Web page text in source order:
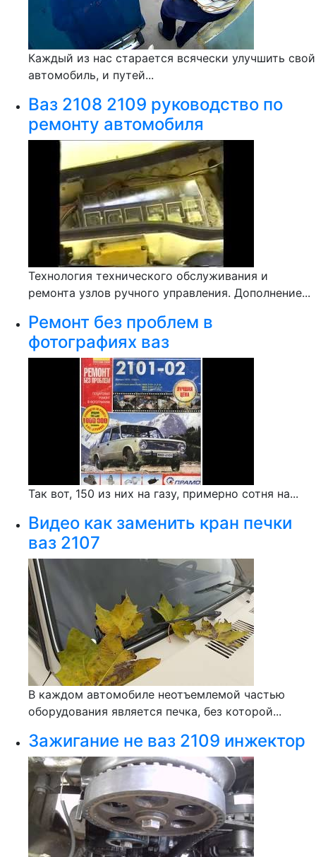
Каждый из нас старается всячески улучшить свой
автомобиль, и путей...
Ваз 2108 2109 руководство по
ремонту автомобиля
Технология технического обслуживания и
ремонта узлов ручного управления. Дополнение...
Ремонт без проблем в
фотографиях ваз
Так вот, 150 из них на газу, примерно сотня на...
Видео как заменить кран печки
ваз 2107
В каждом автомобиле неотъемлемой частью
оборудования является печка, без которой...
Зажигание не ваз 2109 инжектор